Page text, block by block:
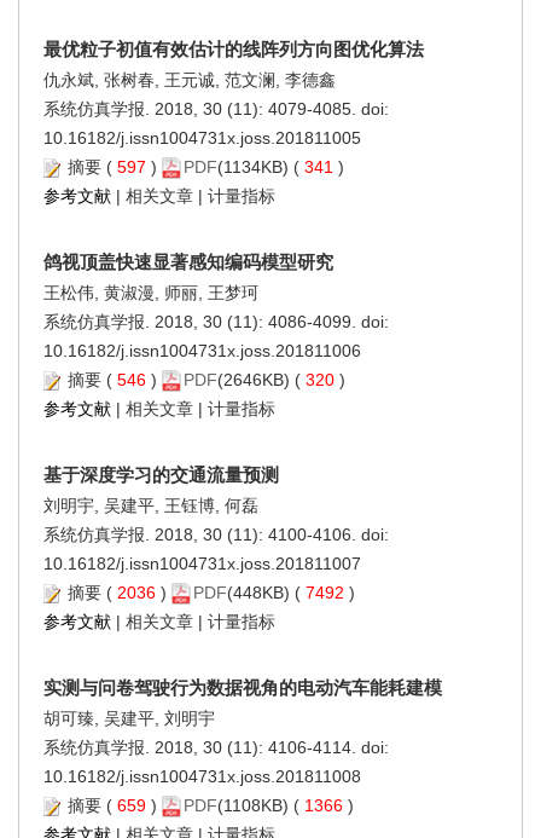
最优粒子初值有效估计的线阵列方向图优化算法
仇永斌, 张树春, 王元诚, 范文澜, 李德鑫
系统仿真学报. 2018, 30 (11): 4079-4085. doi:
10.16182/j.issn1004731x.joss.201811005
摘要 ( 597 ) PDF(1134KB) ( 341 )
参考文献 | 相关文章 | 计量指标
鸽视顶盖快速显著感知编码模型研究
王松伟, 黄淑漫, 师丽, 王梦珂
系统仿真学报. 2018, 30 (11): 4086-4099. doi:
10.16182/j.issn1004731x.joss.201811006
摘要 ( 546 ) PDF(2646KB) ( 320 )
参考文献 | 相关文章 | 计量指标
基于深度学习的交通流量预测
刘明宇, 吴建平, 王钰博, 何磊
系统仿真学报. 2018, 30 (11): 4100-4106. doi:
10.16182/j.issn1004731x.joss.201811007
摘要 ( 2036 ) PDF(448KB) ( 7492 )
参考文献 | 相关文章 | 计量指标
实测与问卷驾驶行为数据视角的电动汽车能耗建模
胡可臻, 吴建平, 刘明宇
系统仿真学报. 2018, 30 (11): 4106-4114. doi:
10.16182/j.issn1004731x.joss.201811008
摘要 ( 659 ) PDF(1108KB) ( 1366 )